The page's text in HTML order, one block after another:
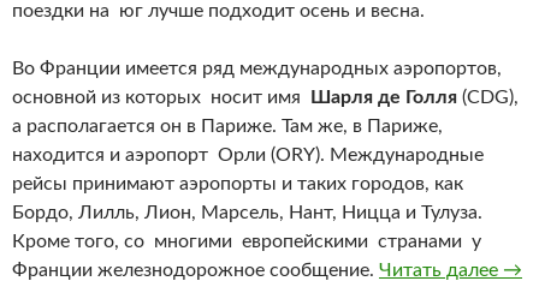
поездки на юг лучше подходит осень и весна.
Во Франции имеется ряд международных аэропортов,
основной из которых носит имя
Шарля де Голля (CDG),
а располагается он в Париже. Там же, в Париже,
находится и аэропорт Орли (ORY). Международные
рейсы принимают аэропорты и таких городов, как
Бордо, Лилль, Лион, Марсель, Нант, Ницца и Тулуза.
Кроме того, со многими европейскими странами у
Франции железнодорожное сообщение. Читать далее →